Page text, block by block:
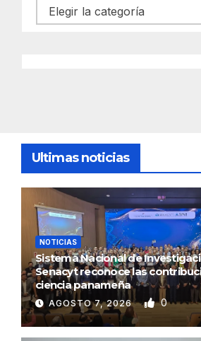
Categorías
Ultimas noticias
NOTICIAS
Sistema Nacional de
Senacyt reconoce las
ciencia panameña
AGOSTO 7, 2026 0